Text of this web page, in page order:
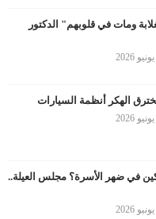
ومات في قلوبهم" الدكتور
الهكر أنظمة السيارات
في ضهر الأسرة؟ مجلس العيلة..